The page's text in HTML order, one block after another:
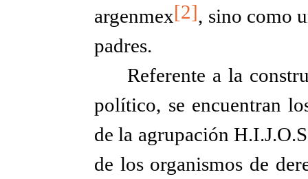
argenmex[2], sino como
padres.
Referente a la
político, se encuentran
de la agrupación
de los organismos de